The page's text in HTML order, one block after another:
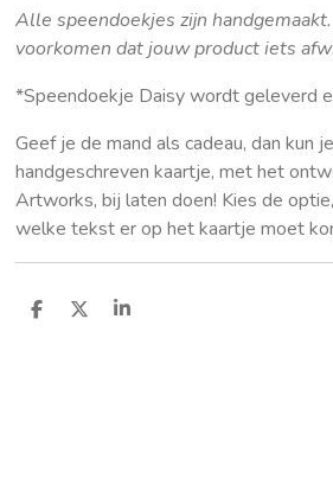
Alle speendoekjes zijn
voorkomen dat jouw product iets
*Speendoekje Daisy wordt geleverd
Geef je de mand als cadeau, dan kun
handgeschreven kaartje, met het
Artworks, bij laten doen! Kies de
welke tekst er op het kaartje moet
D
D
S